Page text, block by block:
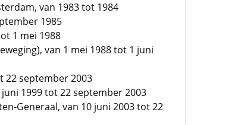
van 1983 tot 1984
1985
1 mei 1988
van 1 mei 1988 tot 1 juni
22 september 2003
1999 tot 22 september 2003
Generaal, van 10 juni 2003 tot 22